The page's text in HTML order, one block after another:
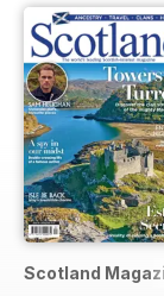
Scotland